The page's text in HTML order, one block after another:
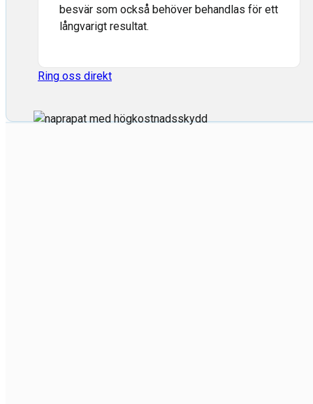
besvär som också behöver behandlas för ett
långvarigt resultat.
Ring oss direkt